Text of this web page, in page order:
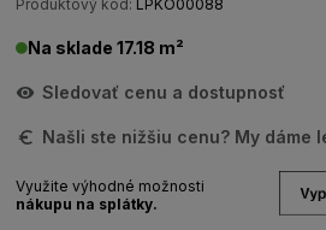
Produktový kód: LPKO00088
Na sklade 17.18 m²
Sledovať cenu a dostupnosť
Našli ste nižšiu cenu? My dáme
Využite výhodné možnosti
nákupu na splátky.